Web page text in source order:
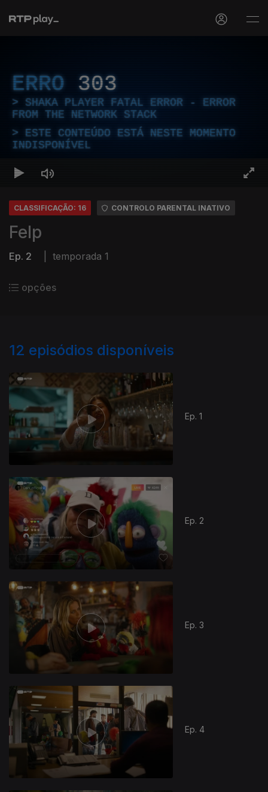
ERRO 303
SHAKA PLAYER FATAL ERROR - ERROR
FROM THE NETWORK STACK
ESTE CONTEÚDO ESTÁ NESTE MOMENTO
INDISPONÍVEL
CLASSIFICAÇÃO: 16 CONTROLO PARENTAL INATIVO
Felp
Ep. 2 temporada 1
opções
12 episódios disponíveis
Ep. 1
Ep. 2
Ep. 3
Ep. 4